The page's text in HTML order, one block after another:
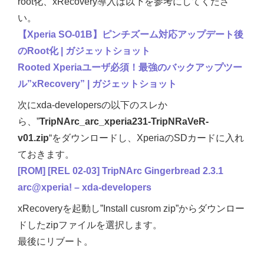
い。
【Xperia SO-01B】ピンチズーム対応アップデート後
のRoot化 | ガジェットショット
Rooted Xperiaユーザ必須！最強のバックアップツー
ル”xRecovery” | ガジェットショット
次にxda-developersの以下のスレか
ら、”TripNArc_arc_xperia231-TripNRaVeR-
v01.zip“をダウンロードし、XperiaのSDカードに入れ
ておきます。
[ROM] [REL 02-03] TripNArc Gingerbread 2.3.1
arc@xperia! – xda-developers
xRecoveryを起動し”Install cusrom zip”からダウンロー
ドしたzipファイルを選択します。
最後にリブート。